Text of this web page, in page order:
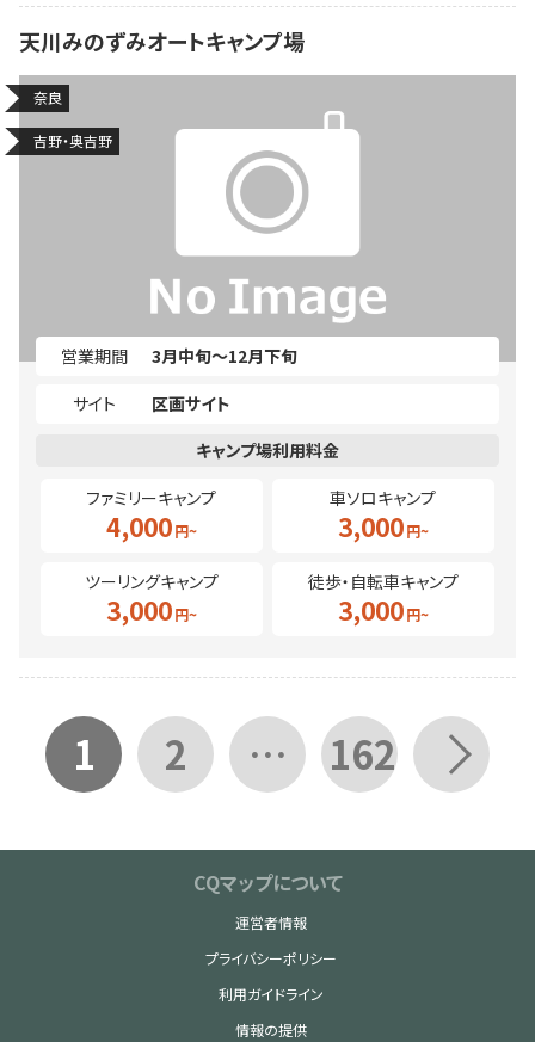
天川みのずみオートキャンプ場
奈良
吉野・奥吉野
営業期間
3月中旬～12月下旬
サイト
区画サイト
ファミリーキャンプ
4,000
車ソロキャンプ
3,000
ツーリングキャンプ
3,000
徒歩・自転車キャンプ
3,000
1 2 … 162
CQマップについて
運営者情報
プライバシーポリシー
利用ガイドライン
情報の提供